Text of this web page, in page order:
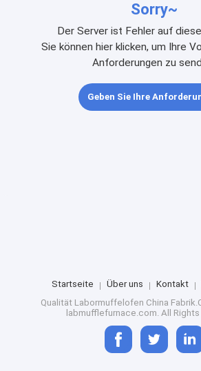
Sorry~
Der Server ist Fehler auf
Sie können hier klicken, um Ihre
Anforderungen zu
Geben Sie Ihre
Startseite Über uns Kontakt
Qualität Labormuffelofen China
labmufflefurnace.com. All